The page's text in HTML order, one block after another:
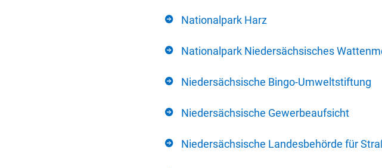
Nationalpark Harz
Nationalpark Niedersächsisches
Niedersächsische Bingo-Umweltstiftung
Niedersächsische Gewerbeaufsicht
Niedersächsische Landesbehörde für